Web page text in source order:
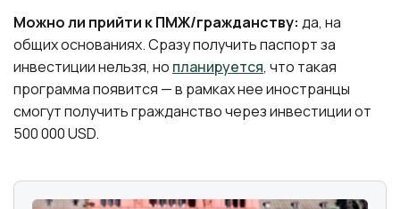
Можно ли прийти к ПМЖ/гражданству: да, на
общих основаниях. Сразу получить паспорт за
инвестиции нельзя, но планируется, что такая
программа появится — в рамках нее иностранцы
смогут получить гражданство через инвестиции от
500 000 USD.